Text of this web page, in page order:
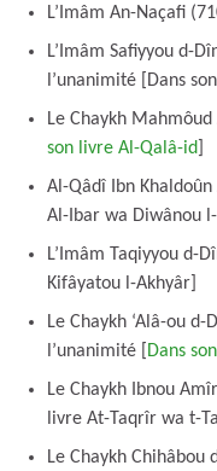
L’Imâm An-Naçafi
L’Imâm Safiyyou d-
l’unanimité [Dans
Le Chaykh
son livre Al-Qalâ-id
Al-Qâdî Ibn
Al-Ibar wa Diwânou
L’Imâm Taqiyyou d-
Kifâyatou l-Akhyâr]
Le Chaykh ‘Alâ-ou
l’unanimité [
Dans
Le Chaykh Ibnou
livre At-Taqrîr wa t-
Le Chaykh Chihâbou